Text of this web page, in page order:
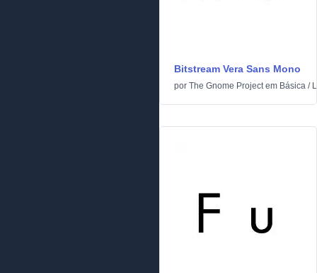
Bitstream Vera Sans Mono
por The Gnome Projectem Básica /